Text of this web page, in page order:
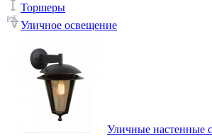
Торшеры
Уличное освещение
Уличные настенные